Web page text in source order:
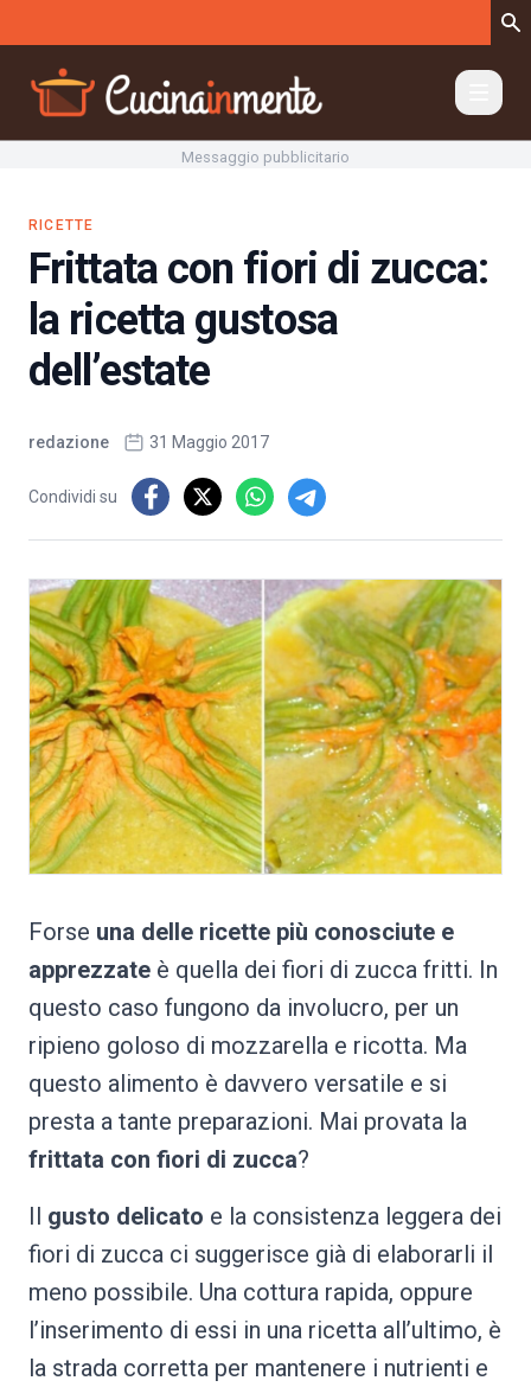
Messaggio pubblicitario
RICETTE
Frittata con fiori di zucca:
la ricetta gustosa
dell’estate
redazione 31 Maggio 2017
Condividi su
Forse una delle ricette più conosciute e
apprezzate è quella dei fiori di zucca fritti. In
questo caso fungono da involucro, per un
ripieno goloso di mozzarella e ricotta. Ma
questo alimento è davvero versatile e si
presta a tante preparazioni. Mai provata la
frittata con fiori di zucca?
Il gusto delicato e la consistenza leggera dei
fiori di zucca ci suggerisce già di elaborarli il
meno possibile. Una cottura rapida, oppure
l’inserimento di essi in una ricetta all’ultimo, è
la strada corretta per mantenere i nutrienti e